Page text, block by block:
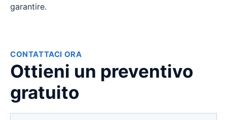
garantire.
CONTATTACI ORA
Ottieni un preventivo
gratuito